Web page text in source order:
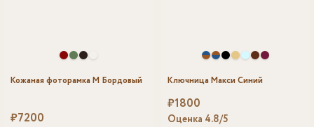
Кожаная фоторамка M Бордовый
₽7200
Ключница Макси Синий
₽1800
Оценка 4.8/5